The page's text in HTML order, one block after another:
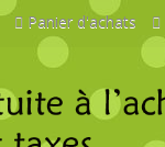
Panier d'achats